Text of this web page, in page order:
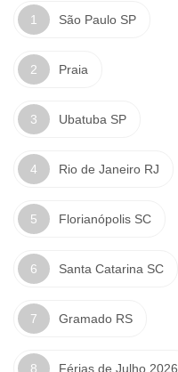
São Paulo SP
Praia
Ubatuba SP
Rio de Janeiro RJ
Florianópolis SC
Santa Catarina SC
Gramado RS
Férias de Julho 2026